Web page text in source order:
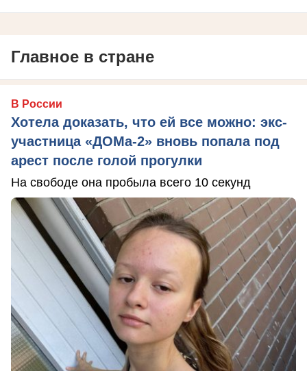
Главное в стране
В России
Хотела доказать, что ей все можно: экс-
участница «ДОМа-2» вновь попала под
арест после голой прогулки
На свободе она пробыла всего 10 секунд